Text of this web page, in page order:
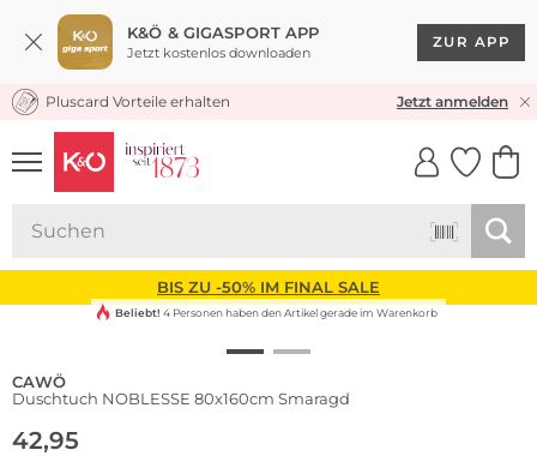
K&Ö & GIGASPORT APP
Jetzt kostenlos downloaden
ZUR APP
KOSTENLOSER VERSAND* & RÜCKVERSAND
Pluscard Vorteile erhalten Jetzt anmelden
UNSERE APP
CLICK &
BIS ZU -50% IM FINAL SALE
Beliebt! 4 Personen haben den Artikel gerade im Warenkorb
CAWÖ
Duschtuch NOBLESSE 80x160cm Smaragd
42,95